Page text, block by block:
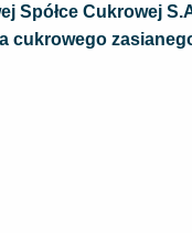
Spółce Cukrowej
cukrowego